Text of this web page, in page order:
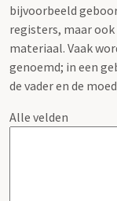
bijvoorbeeld
registers, maar
materiaal. Vaak
genoemd; in een
de vader en de
Alle velden